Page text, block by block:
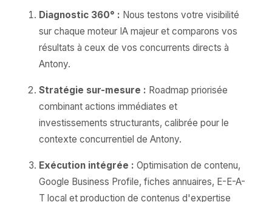
Diagnostic 360° : Nous testons votre visibilité
sur chaque moteur IA majeur et comparons vos
résultats à ceux de vos concurrents directs à
Antony.
Stratégie sur-mesure : Roadmap priorisée
combinant actions immédiates et
investissements structurants, calibrée pour le
contexte concurrentiel de Antony.
Exécution intégrée : Optimisation de contenu,
Google Business Profile, fiches annuaires, E-E-A-
T local et production de contenus d'expertise